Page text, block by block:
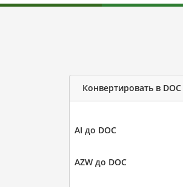
Конвертировать в DOC
AI до DOC
AZW до DOC